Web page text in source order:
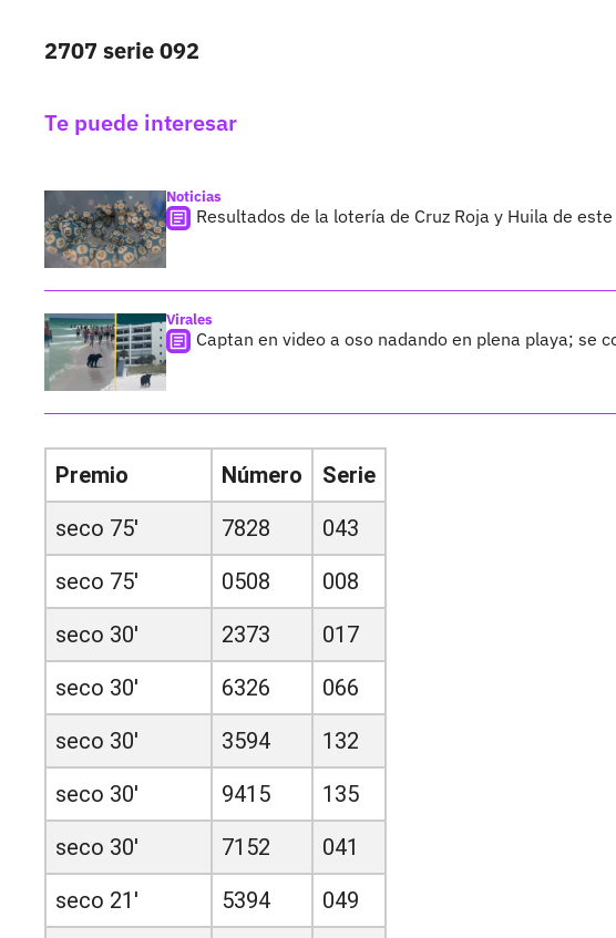
2707 serie 092
Te puede interesar
Noticias
Resultados de la lotería de Cruz Roja y Huila de
Virales
Captan en video a oso nadando en plena playa; se
Premio Número
Serie
seco 75'
7828
043
seco 75'
0508
008
seco 30'
2373
017
seco 30'
6326
066
seco 30'
3594
132
seco 30'
9415
135
seco 30'
7152
041
seco 21'
5394
049